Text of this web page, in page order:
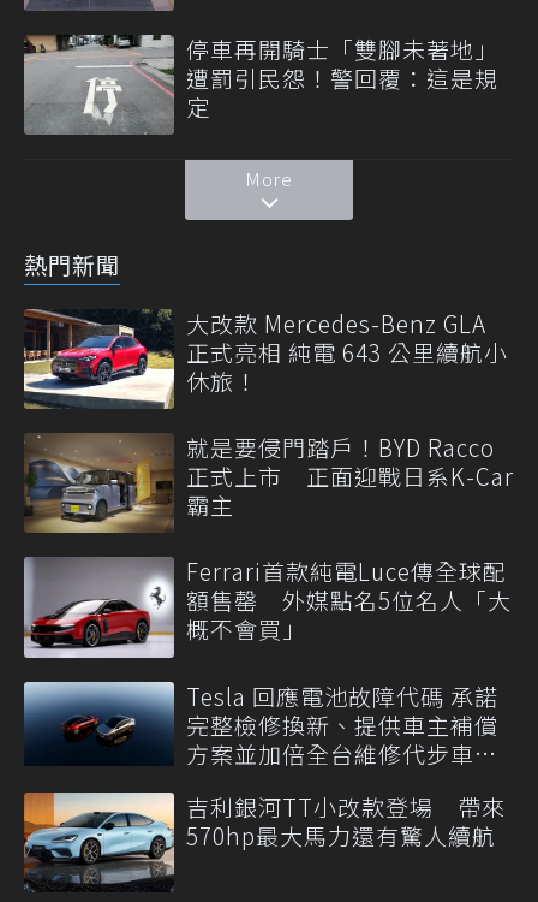
停車再開騎士「雙腳未著地」
遭罰引民怨！警回覆：這是規
定
More
熱門新聞
大改款 Mercedes-Benz GLA
正式亮相 純電 643 公里續航小
休旅！
就是要侵門踏戶！BYD Racco
正式上市 正面迎戰日系K-Car
霸主
Ferrari首款純電Luce傳全球配
額售罄 外媒點名5位名人「大
概不會買」
Tesla 回應電池故障代碼 承諾
完整檢修換新、提供車主補償
方案並加倍全台維修代步車數
吉利銀河TT小改款登場 帶來
570hp最大馬力還有驚人續航